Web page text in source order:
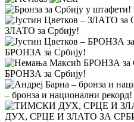
ЗЛАТО за Србију!
БРОНЗА за Србију!
БРОНЗА за Србију!
– бронза и национални рекорд!
ДУХ, СРЦЕ И ЗЛАТО ЗА